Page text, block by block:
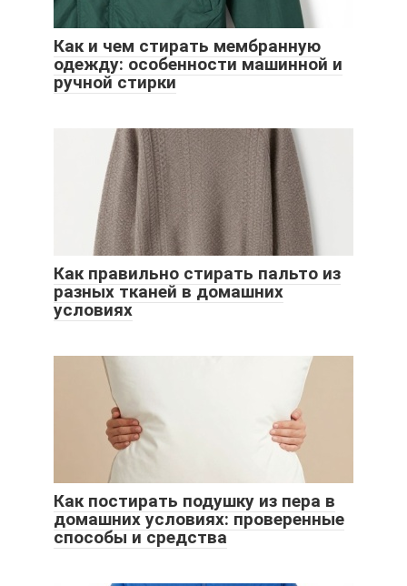
Как и чем стирать мембранную
одежду: особенности машинной и
ручной стирки
Как правильно стирать пальто из
разных тканей в домашних
условиях
Как постирать подушку из пера в
домашних условиях: проверенные
способы и средства